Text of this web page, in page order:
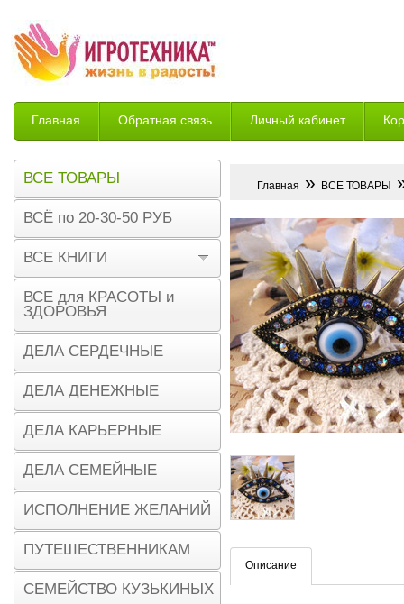
Главная Обратная связь Личный кабинет
Возврат
Главная » ВСЕ ТОВАРЫ
Описание
ВСЕ ТОВАРЫ
ВСЁ по 20-30-50 РУБ
ВСЕ КНИГИ
ВСЕ для КРАСОТЫ и
ЗДОРОВЬЯ
ДЕЛА СЕРДЕЧНЫЕ
ДЕЛА ДЕНЕЖНЫЕ
ДЕЛА КАРЬЕРНЫЕ
ДЕЛА СЕМЕЙНЫЕ
ИСПОЛНЕНИЕ ЖЕЛАНИЙ
ПУТЕШЕСТВЕННИКАМ
СЕМЕЙСТВО КУЗЬКИНЫХ